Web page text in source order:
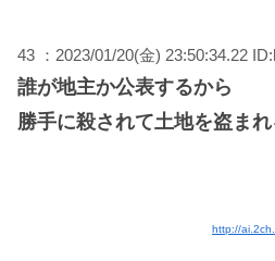
43 ：2023/01/20(金) 23:50:34.22
誰が地主か公表するから
勝手に殺されて土地を盗まれ
http://